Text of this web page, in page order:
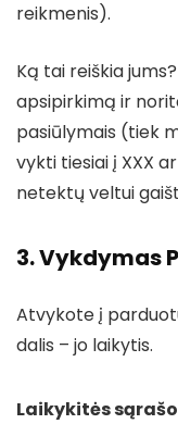
reikmenis).
Ką tai reiškia
apsipirkimą ir
pasiūlymais (tiek
vykti tiesiai į XXX
netektų veltui
3. Vykdymas
Atvykote į
dalis – jo laikytis.
Laikykitės